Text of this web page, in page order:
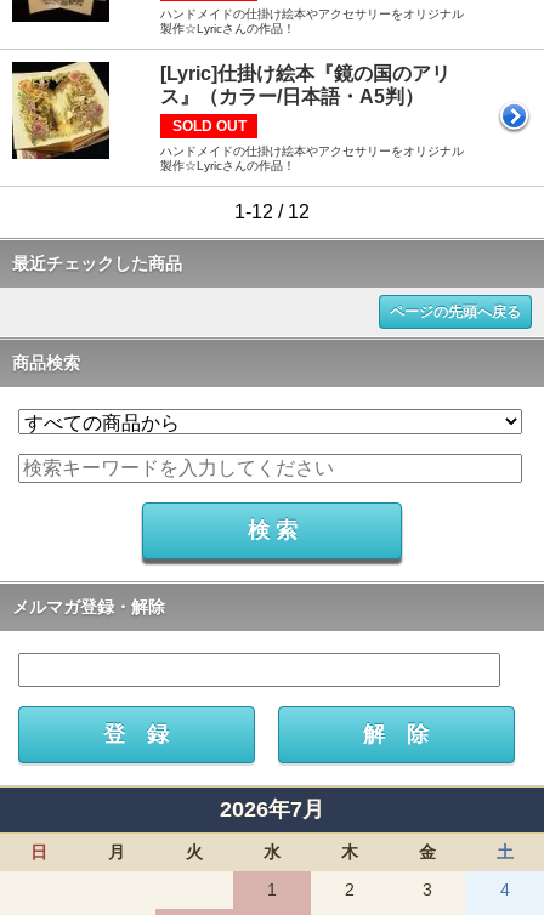
ハンドメイドの仕掛け絵本やアクセサリーをオリジナル
製作☆Lyricさんの作品！
[Lyric]仕掛け絵本『鏡の国のアリ
ス』（カラー/日本語・A5判）
SOLD OUT
ハンドメイドの仕掛け絵本やアクセサリーをオリジナル
製作☆Lyricさんの作品！
1-12 / 12
最近チェックした商品
ページの先頭へ戻る
商品検索
メルマガ登録・解除
2026年7月
日 月 火 水 木 金
土
1
2 3
4